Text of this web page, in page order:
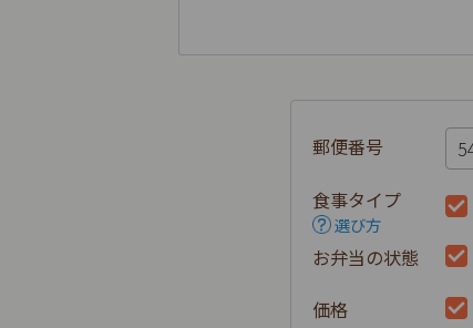
郵便番号
食事タイプ
選び方
お弁当の状態
価格